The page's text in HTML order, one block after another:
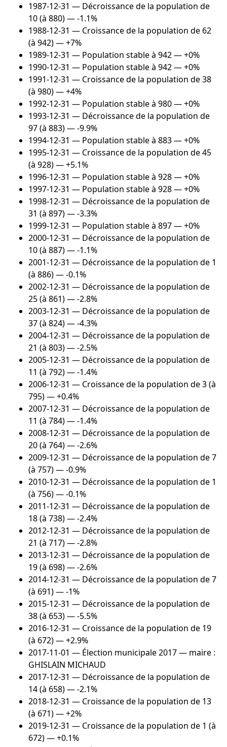
1987-12-31 — Décroissance de la population de
10 (à 880) — -1.1%
1988-12-31 — Croissance de la population de 62
(à 942) — +7%
1989-12-31 — Population stable à 942 — +0%
1990-12-31 — Population stable à 942 — +0%
1991-12-31 — Croissance de la population de 38
(à 980) — +4%
1992-12-31 — Population stable à 980 — +0%
1993-12-31 — Décroissance de la population de
97 (à 883) — -9.9%
1994-12-31 — Population stable à 883 — +0%
1995-12-31 — Croissance de la population de 45
(à 928) — +5.1%
1996-12-31 — Population stable à 928 — +0%
1997-12-31 — Population stable à 928 — +0%
1998-12-31 — Décroissance de la population de
31 (à 897) — -3.3%
1999-12-31 — Population stable à 897 — +0%
2000-12-31 — Décroissance de la population de
10 (à 887) — -1.1%
2001-12-31 — Décroissance de la population de 1
(à 886) — -0.1%
2002-12-31 — Décroissance de la population de
25 (à 861) — -2.8%
2003-12-31 — Décroissance de la population de
37 (à 824) — -4.3%
2004-12-31 — Décroissance de la population de
21 (à 803) — -2.5%
2005-12-31 — Décroissance de la population de
11 (à 792) — -1.4%
2006-12-31 — Croissance de la population de 3 (à
795) — +0.4%
2007-12-31 — Décroissance de la population de
11 (à 784) — -1.4%
2008-12-31 — Décroissance de la population de
20 (à 764) — -2.6%
2009-12-31 — Décroissance de la population de 7
(à 757) — -0.9%
2010-12-31 — Décroissance de la population de 1
(à 756) — -0.1%
2011-12-31 — Décroissance de la population de
18 (à 738) — -2.4%
2012-12-31 — Décroissance de la population de
21 (à 717) — -2.8%
2013-12-31 — Décroissance de la population de
19 (à 698) — -2.6%
2014-12-31 — Décroissance de la population de 7
(à 691) — -1%
2015-12-31 — Décroissance de la population de
38 (à 653) — -5.5%
2016-12-31 — Croissance de la population de 19
(à 672) — +2.9%
2017-11-01 — Élection municipale 2017 — maire :
GHISLAIN MICHAUD
2017-12-31 — Décroissance de la population de
14 (à 658) — -2.1%
2018-12-31 — Croissance de la population de 13
(à 671) — +2%
2019-12-31 — Croissance de la population de 1 (à
672) — +0.1%